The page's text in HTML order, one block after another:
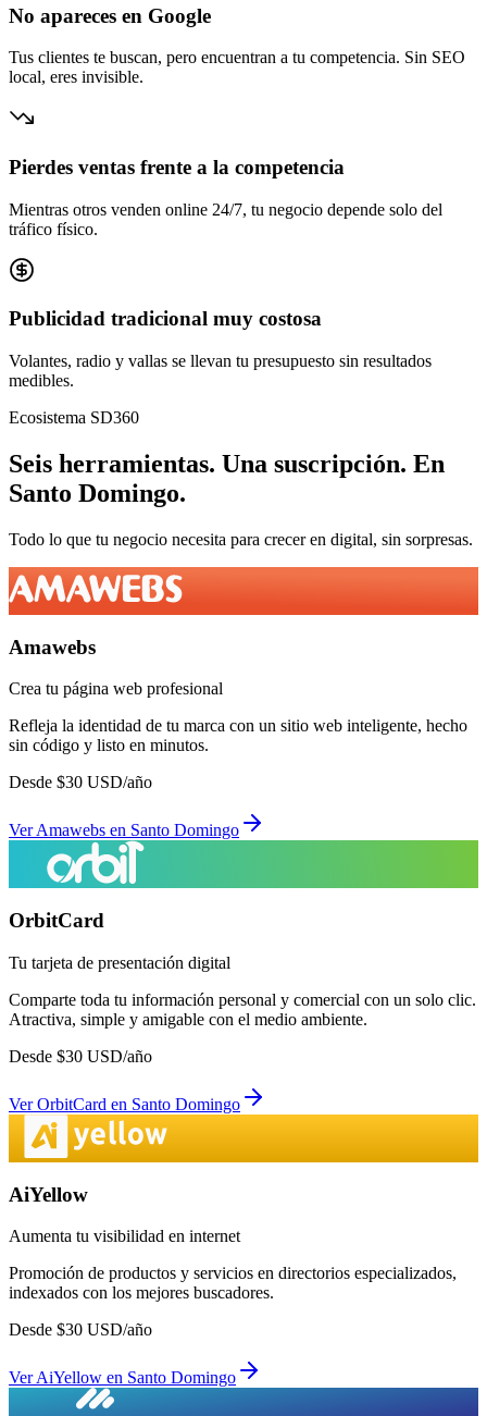
No apareces en Google
Tus clientes te buscan, pero encuentran a tu competencia. Sin SEO
local, eres invisible.
Pierdes ventas frente a la competencia
Mientras otros venden online 24/7, tu negocio depende solo del
tráfico físico.
Publicidad tradicional muy costosa
Volantes, radio y vallas se llevan tu presupuesto sin resultados
medibles.
Ecosistema SD360
Seis herramientas. Una suscripción. En
Santo Domingo.
Todo lo que tu negocio necesita para crecer en digital, sin sorpresas.
Amawebs
Crea tu página web profesional
Refleja la identidad de tu marca con un sitio web inteligente, hecho
sin código y listo en minutos.
Desde $30 USD/año
VerAmawebs en Santo Domingo
OrbitCard
Tu tarjeta de presentación digital
Comparte toda tu información personal y comercial con un solo clic.
Atractiva, simple y amigable con el medio ambiente.
Desde $30 USD/año
VerOrbitCard en Santo Domingo
AiYellow
Aumenta tu visibilidad en internet
Promoción de productos y servicios en directorios especializados,
indexados con los mejores buscadores.
Desde $30 USD/año
VerAiYellow en Santo Domingo